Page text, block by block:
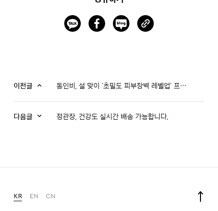
이전글 동인비, 설 맞이 ‘초밀도 피부장벽 레벨업’ 프로모션 진행
다음글 정관장, 건강도 실시간 배송 가능합니다.
KR EN CN